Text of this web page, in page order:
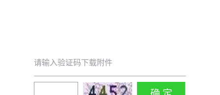
请输入验证码下载附件